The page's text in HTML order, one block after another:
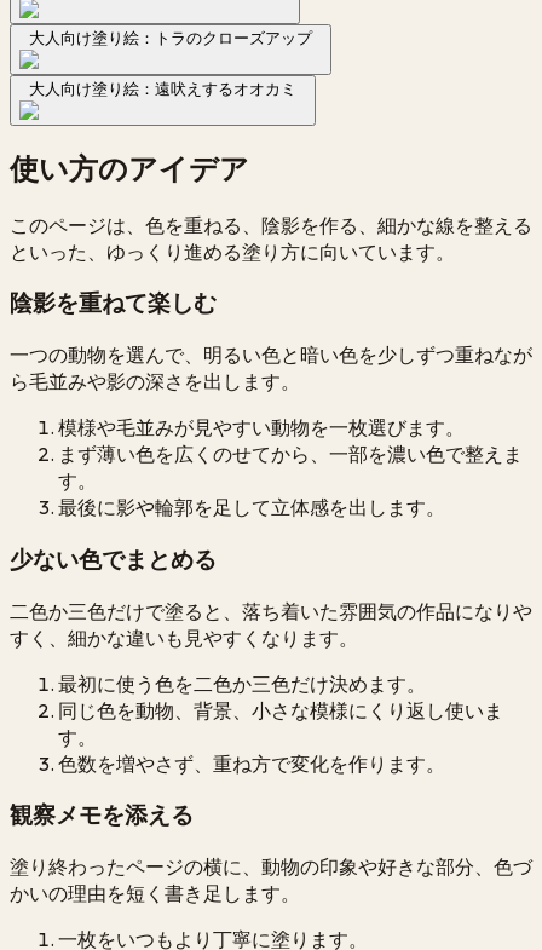
大人向け塗り絵：トラのクローズアップ
大人向け塗り絵：遠吠えするオオカミ
使い方のアイデア
このページは、色を重ねる、陰影を作る、細かな線を整える
といった、ゆっくり進める塗り方に向いています。
陰影を重ねて楽しむ
一つの動物を選んで、明るい色と暗い色を少しずつ重ねなが
ら毛並みや影の深さを出します。
模様や毛並みが見やすい動物を一枚選びます。
まず薄い色を広くのせてから、一部を濃い色で整えま
す。
最後に影や輪郭を足して立体感を出します。
少ない色でまとめる
二色か三色だけで塗ると、落ち着いた雰囲気の作品になりや
すく、細かな違いも見やすくなります。
最初に使う色を二色か三色だけ決めます。
同じ色を動物、背景、小さな模様にくり返し使いま
す。
色数を増やさず、重ね方で変化を作ります。
観察メモを添える
塗り終わったページの横に、動物の印象や好きな部分、色づ
かいの理由を短く書き足します。
一枚をいつもより丁寧に塗ります。